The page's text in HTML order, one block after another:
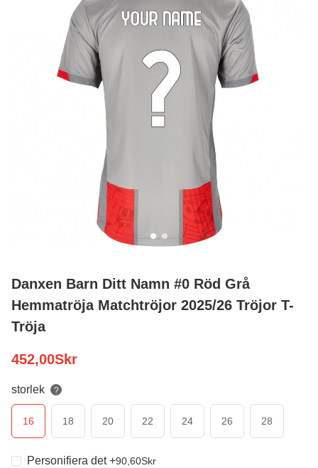
Danxen Barn Ditt Namn #0 Röd Grå
Hemmatröja Matchtröjor 2025/26 Tröjor T-
Tröja
452,00Skr
storlek ?
16 18 20 22 24 26 28
Personifiera det+90,60Skr